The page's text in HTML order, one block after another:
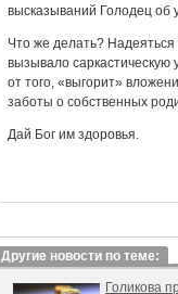
высказываний Голодец об
Что же делать?
вызывало саркастическую
от того, «выгорит»
заботы о собственных
Дай Бог им здоровья.
Другие новости по теме:
Голикова